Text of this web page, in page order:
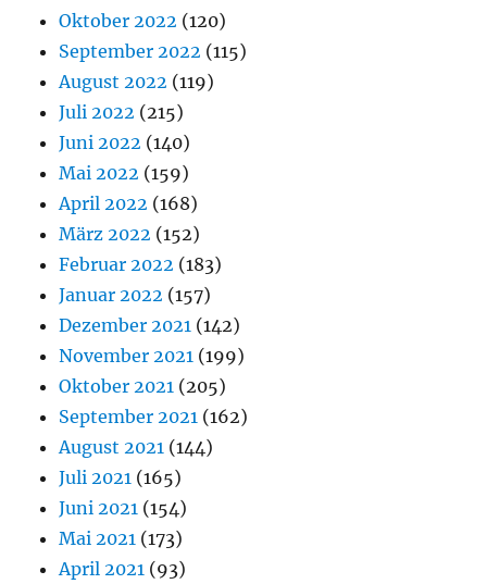
Oktober 2022 (120)
September 2022 (115)
August 2022 (119)
Juli 2022 (215)
Juni 2022 (140)
Mai 2022 (159)
April 2022 (168)
März 2022 (152)
Februar 2022 (183)
Januar 2022 (157)
Dezember 2021 (142)
November 2021 (199)
Oktober 2021 (205)
September 2021 (162)
August 2021 (144)
Juli 2021 (165)
Juni 2021 (154)
Mai 2021 (173)
April 2021 (93)